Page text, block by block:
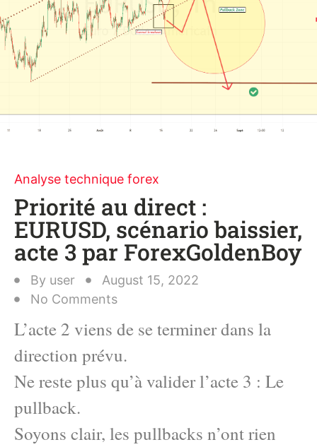
Analyse technique forex
Priorité au direct :
EURUSD, scénario baissier,
acte 3 par ForexGoldenBoy
By user
August 15, 2022
No Comments
L’acte 2 viens de se terminer dans la
direction prévu.
Ne reste plus qu’à valider l’acte 3 : Le
pullback.
Soyons clair, les pullbacks n’ont rien